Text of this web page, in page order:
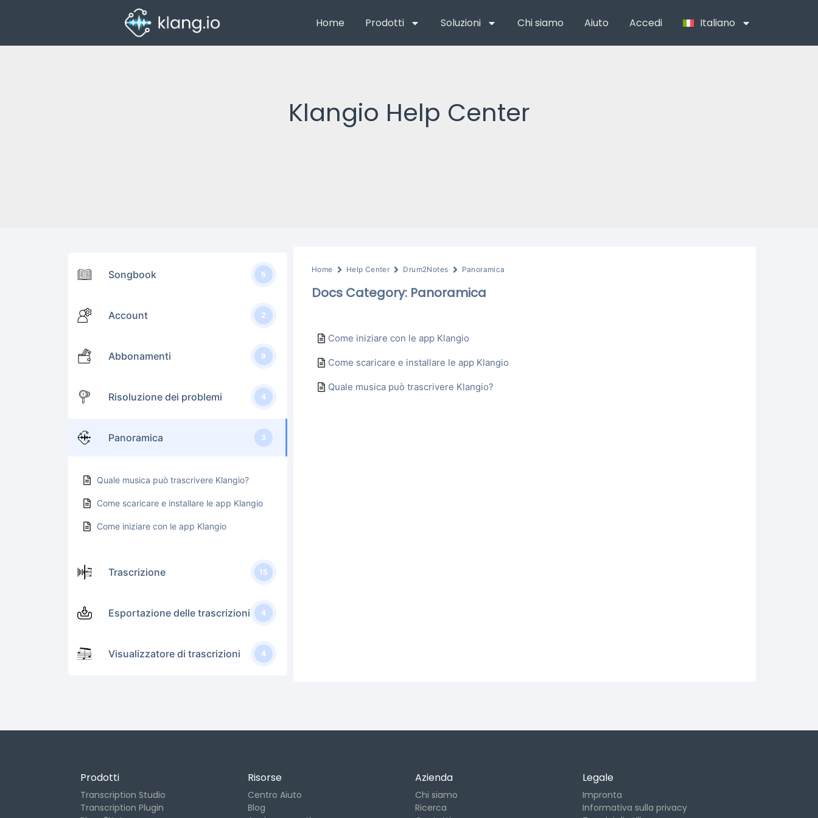
Home Prodotti Soluzioni Chi siamo Aiuto Accedi Italiano
Klangio Help Center
Songbook 5
Account 2
Abbonamenti 9
Risoluzione dei problemi 4
Panoramica 3
Quale musica può trascrivere Klangio?
Come scaricare e installare le app Klangio
Come iniziare con le app Klangio
Trascrizione 15
Esportazione delle trascrizioni 4
Visualizzatore di trascrizioni 4
Home Help Center Drum2Notes Panoramica
Docs Category: Panoramica
Come iniziare con le app Klangio
Come scaricare e installare le app Klangio
Quale musica può trascrivere Klangio?
Prodotti
Transcription Studio
Transcription Plugin
Risorse
Centro Aiuto
Blog
Azienda
Chi siamo
Ricerca
Legale
Impronta
Informativa sulla privacy